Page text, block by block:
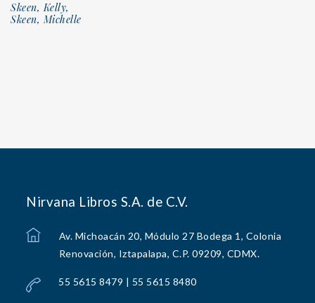
Skeen, Kelly,
Skeen, Michelle
Nirvana Libros S.A. de C.V.
Av. Michoacán 20, Módulo 27 Bodega 1, Colonia
Renovación, Iztapalapa, C.P. 09209, CDMX.
55 5615 8479 | 55 5615 8480